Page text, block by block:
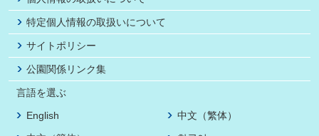
特定個人情報の取扱いについて
サイトポリシー
公園関係リンク集
言語を選ぶ
English
中文（繁体）